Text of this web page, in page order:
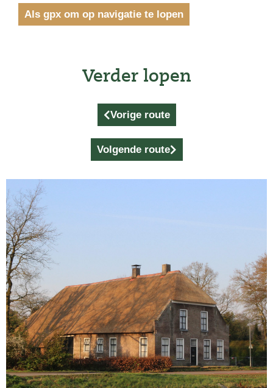
Als gpx om op navigatie te lopen
Verder lopen
Vorige route
Volgende route